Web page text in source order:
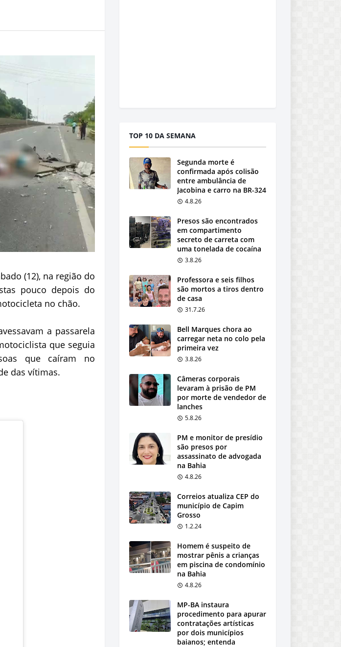
(12), na região do
pouco depois do
no chão.
a passarela
que seguia
que caíram no
das vítimas.
TOP 10 DA SEMANA
Segunda morte é
confirmada após colisão
entre ambulância de
Jacobina e carro na BR-324
4.8.26
Presos são encontrados
em compartimento
secreto de carreta com
uma tonelada de cocaína
3.8.26
Professora e seis filhos
são mortos a tiros dentro
de casa
31.7.26
Bell Marques chora ao
carregar neta no colo pela
primeira vez
3.8.26
Câmeras corporais
levaram à prisão de PM
por morte de vendedor de
lanches
5.8.26
PM e monitor de presídio
são presos por
assassinato de advogada
na Bahia
4.8.26
Correios atualiza CEP do
município de Capim
Grosso
1.2.24
Homem é suspeito de
mostrar pênis a crianças
em piscina de condomínio
na Bahia
4.8.26
MP-BA instaura
procedimento para apurar
contratações artísticas
por dois municípios
baianos; entenda